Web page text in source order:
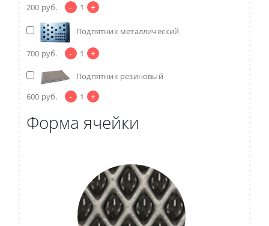
200 руб. - 1 +
Подпятник металлический
700 руб. - 1 +
Подпятник резиновый
600 руб. - 1 +
Форма ячейки